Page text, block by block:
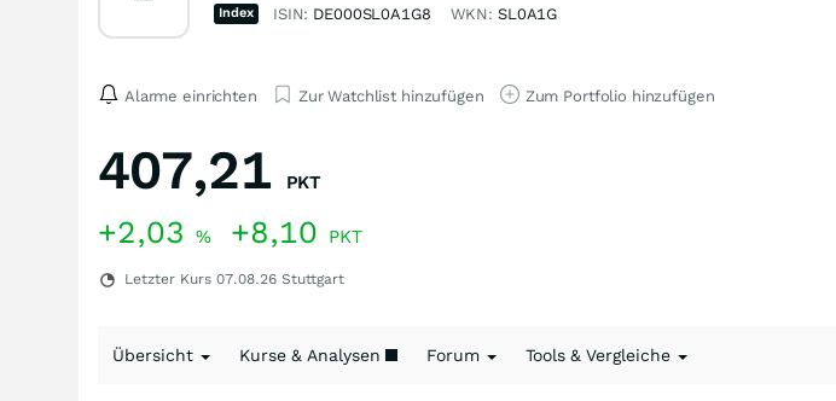
Index ISIN: DE000SL0A1G8 WKN: SL0A1G
Alarme einrichten Zur Watchlist hinzufügen Zum Portfolio hinzufügen
407,21 PKT
+2,03 % +8,10 PKT
Letzter Kurs 07.08.26 Stuttgart
Übersicht Kurse & Analysen Forum Tools & Vergleiche